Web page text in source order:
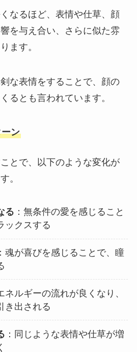
なるほど、表情や仕草、顔
を与え合い、さらに似た雰
ます。
な表情をすることで、顔の
るとも言われています。
ン
とで、以下のような変化が
。
る ：無条件の愛を感じること
ックスする
魂が喜びを感じることで、瞳
ネルギーの流れが良くなり、
き出される
：同じような表情や仕草が増